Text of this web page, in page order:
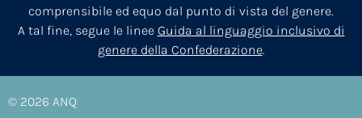
comprensibile ed equo dal punto di vista del genere.
A tal fine, segue le linee Guida al linguaggio inclusivo di
genere della Confederazione.
© 2026 ANQ